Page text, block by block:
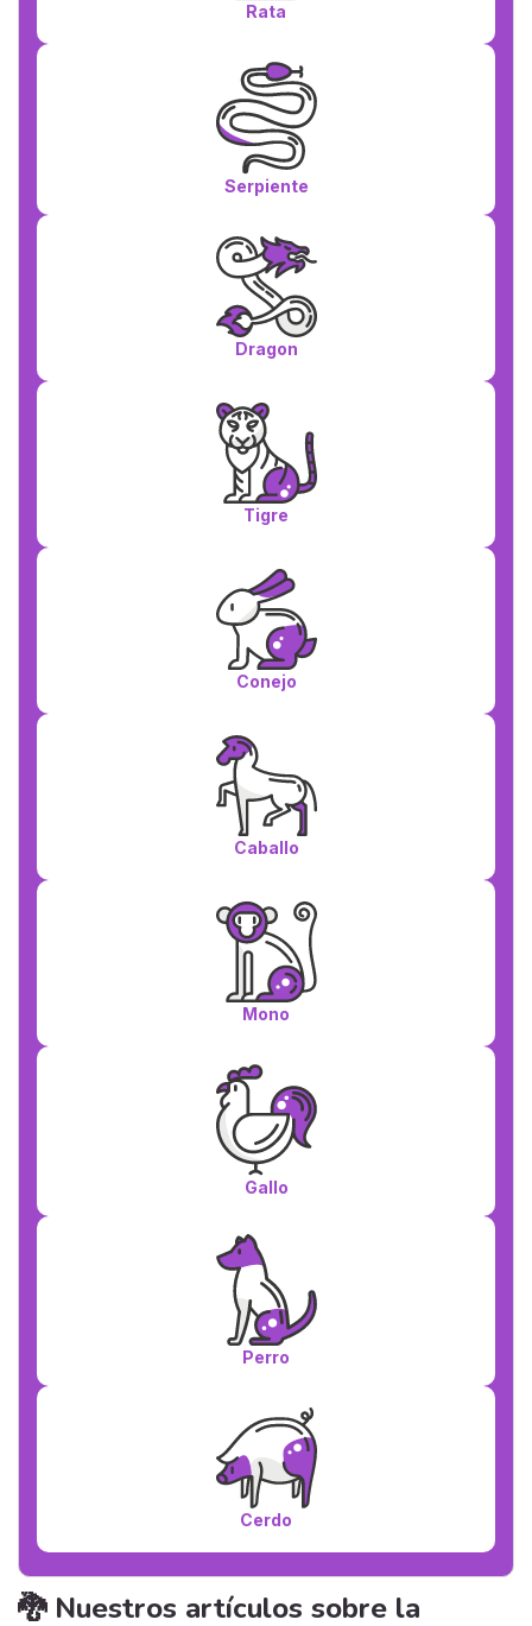
Rata
Serpiente
Dragon
Tigre
Conejo
Caballo
Mono
Gallo
Perro
Cerdo
🐉 Nuestros artículos sobre la